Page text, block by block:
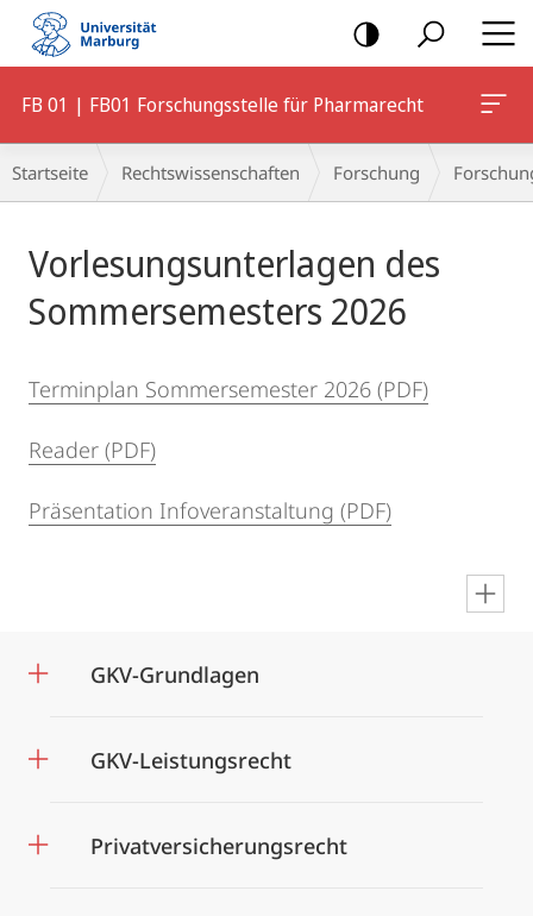
Mobile-
Navigation
FB 01 | FB01 Forschungsstelle für Pharmarecht
Breadcrumb-
Navigation
Startseite Rechtswissenschaften Forschung
Vorlesungsunterlagen des
Sommersemesters 2026
Terminplan Sommersemester 2026 (PDF)
Reader (PDF)
Präsentation Infoveranstaltung (PDF)
GKV-Grundlagen
GKV-Leistungsrecht
Privatversicherungsrecht